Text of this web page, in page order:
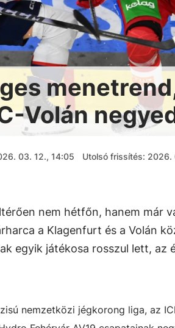
Volán
03. 12., 14:05 Utolsó frissítés: 2026.
nem hétfőn, hanem már
a Klagenfurt és a Volán
egyik játékosa rosszul lett,
nemzetközi jégkorong liga, az